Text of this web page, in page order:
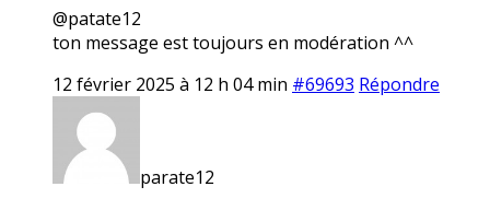
@patate12
ton message est toujours en modération ^^
12 février 2025 à 12 h 04 min #69693 Répondre
parate12